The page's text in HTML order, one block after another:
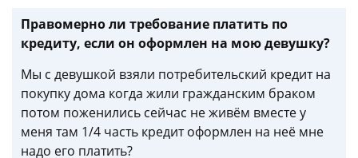
Правомерно ли требование платить по
кредиту, если он оформлен на мою девушку?
Мы с девушкой взяли потребительский кредит на
покупку дома когда жили гражданским браком
потом поженились сейчас не живём вместе у
меня там 1/4 часть кредит оформлен на неё мне
надо его платить?